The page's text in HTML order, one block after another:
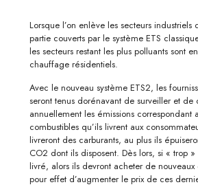
Lorsque l’on enlève les secteurs
partie couverts par le système ETS
les secteurs restant les plus polluants sont
chauffage résidentiels.
Avec le nouveau système ETS2, les
seront tenus dorénavant de surveiller et de
annuellement les émissions correspondant
combustibles qu’ils livrent aux
livreront des carburants, au plus ils
CO2 dont ils disposent. Dès lors, si « trop
livré, alors ils devront acheter de
pour effet d’augmenter le prix de ces